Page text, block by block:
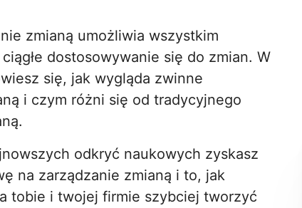
zmianą umożliwia wszystkim
dostosowywanie się do zmian. W
się, jak wygląda zwinne
i czym różni się od tradycyjnego
odkryć naukowych zyskasz
na zarządzanie zmianą i to, jak
tobie i twojej firmie szybciej tworzyć